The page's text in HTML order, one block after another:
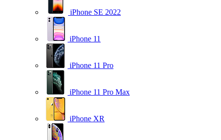
iPhone SE 2022
iPhone 11
iPhone 11 Pro
iPhone 11 Pro Max
iPhone XR